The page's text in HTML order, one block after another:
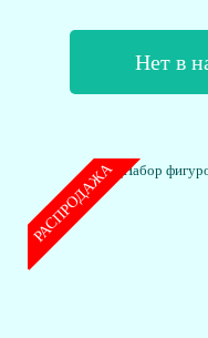
Нет в
РАСПРОДАЖА